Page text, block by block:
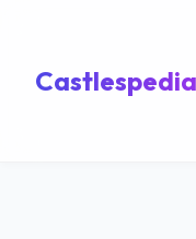
Castlespedia